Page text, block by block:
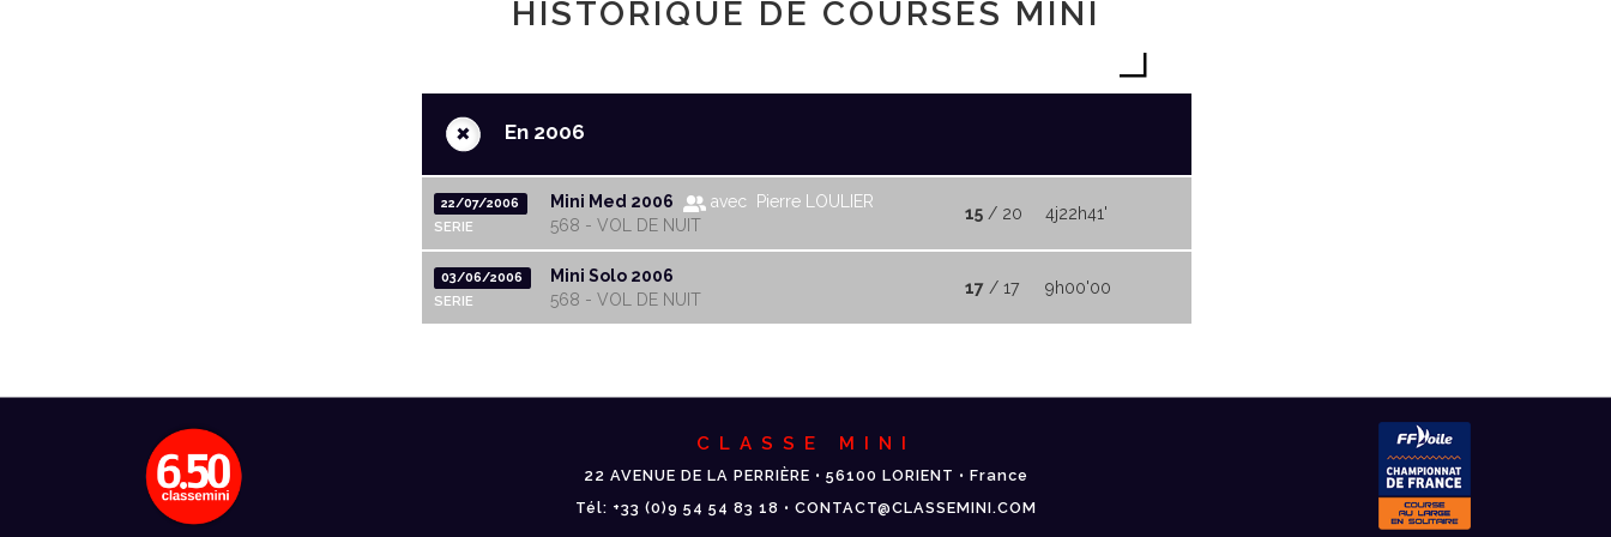
HISTORIQUE DE COURSES MINI
+ En 2006
22/07/2006
SERIE
Mini Med 2006
avec Pierre LOULIER
568 - VOL DE NUIT
15 / 20 4j22h41'
03/06/2006
SERIE
Mini Solo 2006
568 - VOL DE NUIT
17 / 17 9h00'00
CLASSE MINI
22 AVENUE DE LA PERRIÈRE • 56100 LORIENT • France
Tél: +33 (0)9 54 54 83 18 • CONTACT@CLASSEMINI.COM